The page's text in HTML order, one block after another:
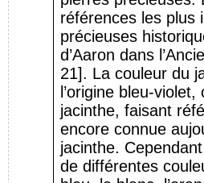
références les plus
précieuses
d’Aaron dans
21]. La couleur du
l’origine bleu-
jacinthe, faisant
encore connue
jacinthe.
de différentes